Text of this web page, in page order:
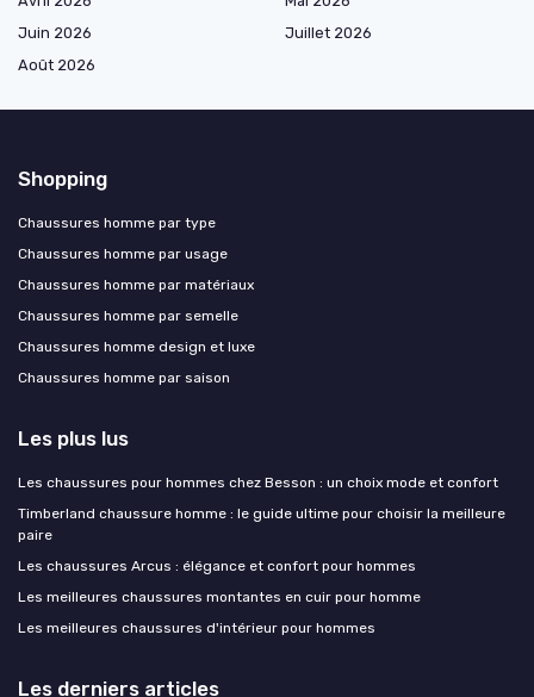
Juin 2026
Juillet 2026
Août 2026
Shopping
Chaussures homme par type
Chaussures homme par usage
Chaussures homme par matériaux
Chaussures homme par semelle
Chaussures homme design et luxe
Chaussures homme par saison
Les plus lus
Les chaussures pour hommes chez Besson : un choix mode et confort
Timberland chaussure homme : le guide ultime pour choisir la meilleure
paire
Les chaussures Arcus : élégance et confort pour hommes
Les meilleures chaussures montantes en cuir pour homme
Les meilleures chaussures d'intérieur pour hommes
Les derniers articles